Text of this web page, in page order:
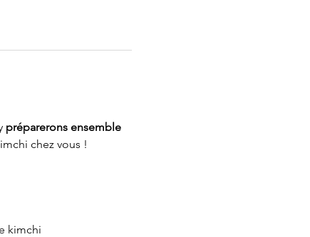
préparerons ensemble
chez vous !
kimchi